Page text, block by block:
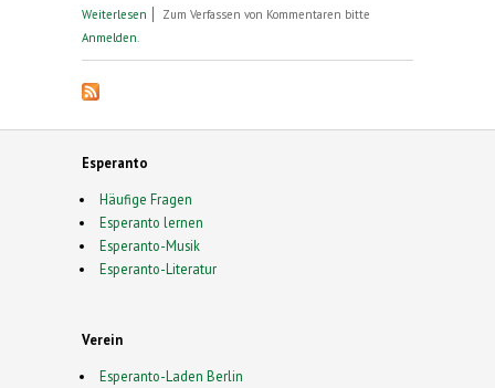
Weiterlesen über Singend um den Ententeich
Zum Verfassen von Kommentaren bitte
Anmelden
Esperanto
Häufige Fragen
Esperanto lernen
Esperanto-Musik
Esperanto-Literatur
Verein
Esperanto-Laden Berlin